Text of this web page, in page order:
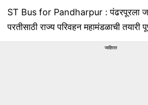
ST Bus for Pandharpur : पंढरपूरला
परतीसाठी राज्य परिवहन महामंडळाची तयारी
जाहिरात